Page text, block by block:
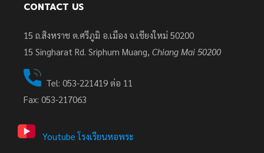
CONTACT US
15 ถ.สิงหราช ต.ศรีภูมิ อ.เมือง จ.เชียงใหม่ 50200
15 Singharat Rd. Sriphum Muang, Chiang Mai 50200
Tel: 053-221419 ต่อ 11
Fax: 053-217063
Youtube โรงเรียนหอพระ